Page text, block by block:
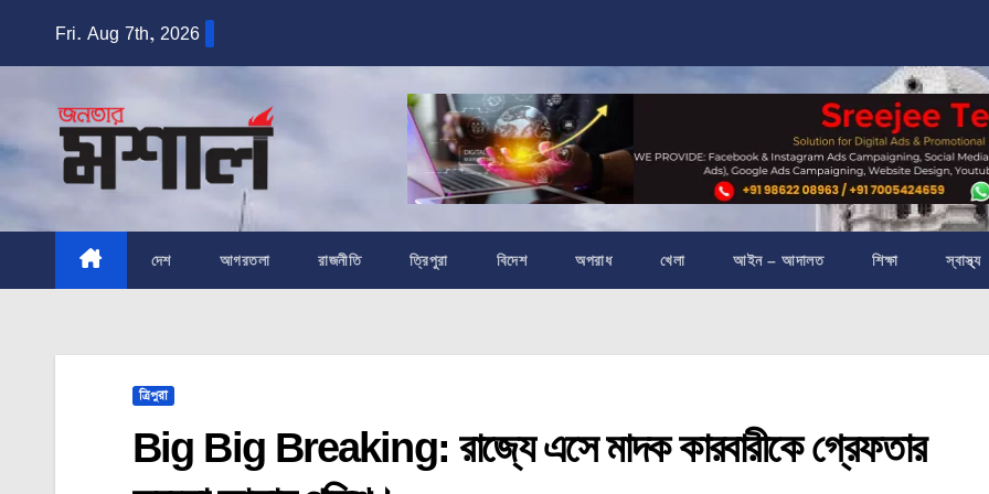
Fri. Aug 7th, 2026
দেশ আগরতলা রাজনীতি ত্রিপুরা বিদেশ অপরাধ খেলা আইন – আদালত শিক্ষা স্বাস্থ্য
ত্রিপুরা
Big Big Breaking: রাজ্যে এসে মাদক কারবারীকে গ্রেফতার